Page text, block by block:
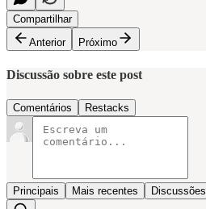
Compartilhar
Anterior
Próximo
Discussão sobre este post
Comentários Restacks
Principais Mais recentes Discussões